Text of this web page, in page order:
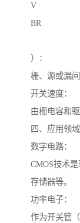
V
BR
）：
栅、源或漏
开关速度：
由栅电容和
四、应用领域
数字电路：
CMOS技术
存储器等。
功率电子：
作为开关管